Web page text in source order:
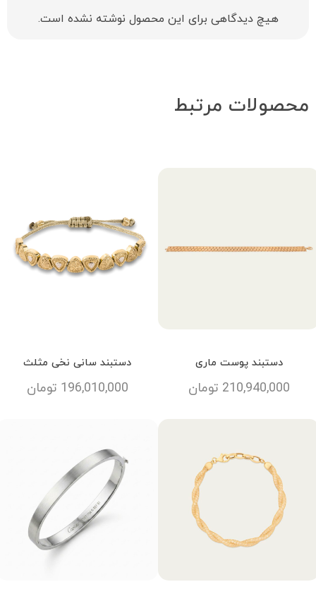
هیچ دیدگاهی برای این محصول نوشته نشده است.
محصولات مرتبط
دستبند پوست ماری
210,940,000 تومان
دستبند سانی نخی مثلث
196,010,000 تومان